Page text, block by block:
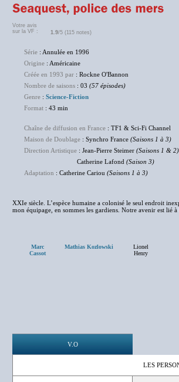
Votre avis
sur la VF :
1.9/5 (115 notes)
Série : Annulée en 1996
Origine : Américaine
Créée en 1993 par : Rockne O'Bannon
Nombre de saisons : 03 (57 épisodes)
Genre : Science-Fiction
Format : 43 min
Chaîne de diffusion en France : TF1 & Sci-Fi Channel
Maison de Doublage : Synchro France (Saisons 1 à 3)
Direction Artistique : Jean-Pierre Steimer (Saisons 1 & 2)
Catherine Lafond (Saison 3)
Adaptation : Catherine Cariou (Saisons 1 à 3)
XXIe siècle. L’espèce humaine a colonisé le seul endroit
mon équipage, en sommes les gardiens. Notre avenir est lié à
Marc
Cassot
Mathias Kozlowski
Lionel
Henry
V.O
LES